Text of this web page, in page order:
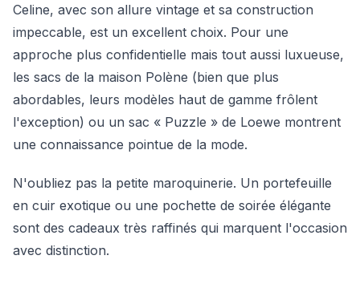
Celine, avec son allure vintage et sa construction
impeccable, est un excellent choix. Pour une
approche plus confidentielle mais tout aussi luxueuse,
les sacs de la maison Polène (bien que plus
abordables, leurs modèles haut de gamme frôlent
l'exception) ou un sac « Puzzle » de Loewe montrent
une connaissance pointue de la mode.
N'oubliez pas la petite maroquinerie. Un portefeuille
en cuir exotique ou une pochette de soirée élégante
sont des cadeaux très raffinés qui marquent l'occasion
avec distinction.